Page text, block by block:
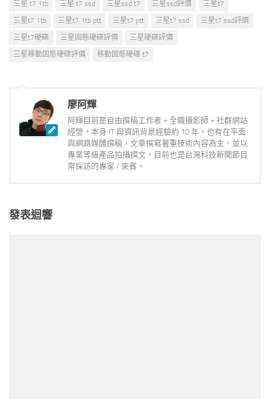
三星 t7 1tb
三星 t7 ssd 三星ssd t7 三星ssd評價
三星t7
三星t7 1tb
三星t7 1tb ptt 三星t7 ptt 三星t7 ssd
三星t7 ssd評價
三星t7硬碟
三星固態硬碟評價
三星硬碟評價
三星移動固態硬碟評價
移動固態硬碟 t7
廖阿輝
阿輝目前是自由撰稿工作者 + 全職攝影師 + 社群網站
經營，本身 IT 與資訊背景經驗約 10 年，也有在平面
與網路媒體撰稿，文章撰寫著重技術內容為主，並以
專業等級產品拍攝撰文，目前也是台灣科技新聞節目
常採訪的專家 / 來賓。
發表迴響